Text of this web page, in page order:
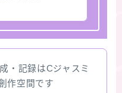
・記録はCジャスミ
作空間です